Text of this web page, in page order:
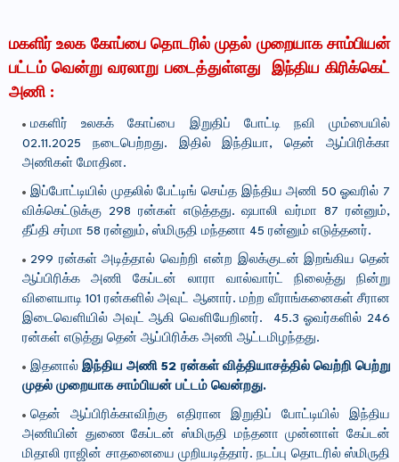
மகளிர் உலக கோப்பை தொடரில் முதல் முறையாக சாம்பியன்
பட்டம் வென்று வரலாறு படைத்துள்ளது இந்திய கிரிக்கெட்
அணி :
மகளிர் உலகக் கோப்பை இறுதிப் போட்டி நவி மும்பையில்
02.11.2025 நடைபெற்றது. இதில் இந்தியா, தென் ஆப்பிரிக்கா
அணிகள் மோதின.
இப்போட்டியில் முதலில் பேட்டிங் செய்த இந்திய அணி 50 ஓவரில் 7
விக்கெட்டுக்கு 298 ரன்கள் எடுத்தது. ஷபாலி வர்மா 87 ரன்னும்,
தீப்தி சர்மா 58 ரன்னும், ஸ்மிருதி மந்தனா 45 ரன்னும் எடுத்தனர்.
299 ரன்கள் அடித்தால் வெற்றி என்ற இலக்குடன் இறங்கிய தென்
ஆப்பிரிக்க அணி கேப்டன் லாரா வால்வார்ட் நிலைத்து நின்று
விளையாடி 101 ரன்களில் அவுட் ஆனார். மற்ற வீராங்கனைகள் சீரான
இடைவெளியில் அவுட் ஆகி வெளியேறினர். 45.3 ஓவர்களில் 246
ரன்கள் எடுத்து தென் ஆப்பிரிக்க அணி ஆட்டமிழந்தது.
இதனால்இந்திய அணி 52 ரன்கள் வித்தியாசத்தில் வெற்றி பெற்று
முதல் முறையாக சாம்பியன் பட்டம் வென்றது.
தென் ஆப்பிரிக்காவிற்கு எதிரான இறுதிப் போட்டியில் இந்திய
அணியின் துணை கேப்டன் ஸ்மிருதி மந்தனா முன்னாள் கேப்டன்
மிதாலி ராஜின் சாதனையை முறியடித்தார். நடப்பு தொடரில் ஸ்மிருதி